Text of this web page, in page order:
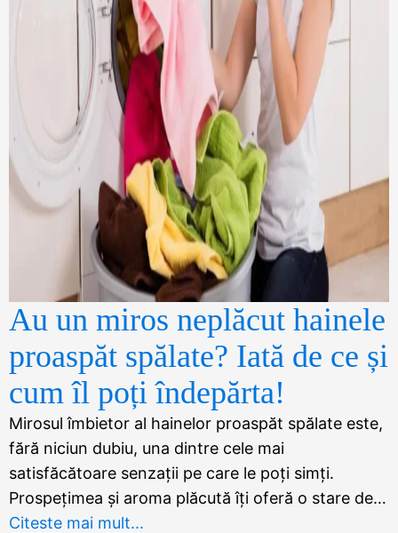
Au un miros neplăcut hainele
proaspăt spălate? Iată de ce și
cum îl poți îndepărta!
Mirosul îmbietor al hainelor proaspăt spălate este,
fără niciun dubiu, una dintre cele mai
satisfăcătoare senzații pe care le poți simți.
Prospețimea și aroma plăcută îți oferă o stare de…
Citeste mai mult...